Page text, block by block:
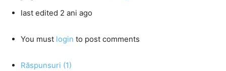
last edited 2 ani ago
You must login to post comments
Răspunsuri (1)